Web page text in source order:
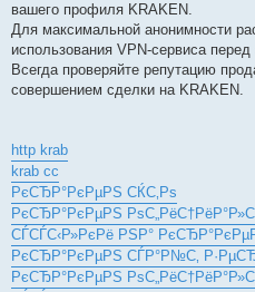
вашего профиля KRAKEN.
Для максимальной анонимности
использования VPN-сервиса
Всегда проверяйте репутацию
совершением сделки на KRAKEN.
http krab
krab cc
РєСЂР°РєРµРЅ СЌС‚Рѕ
РєСЂР°РєРµРЅ
СЃСЃС‹Р»РєРё РЅР°
РєСЂР°РєРµРЅ СЃР°Р№С‚
РєСЂР°РєРµРЅ